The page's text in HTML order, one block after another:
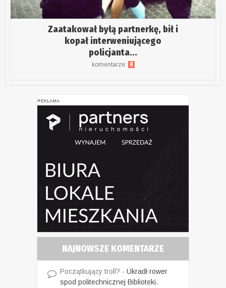
Zaatakował byłą partnerkę, bił i
kopał interweniującego
policjanta...
komentarze: 8
REKLAMA
NAJNOWSZE KOMENTARZE
Początkujący troll? - Ukradł rower
spod politechnicznej Biblioteki.